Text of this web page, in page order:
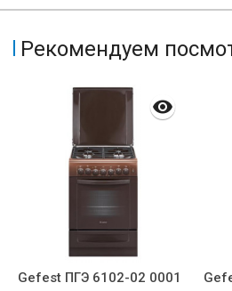
Рекомендуем
Gefest ПГЭ 6102-02 0001